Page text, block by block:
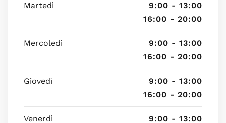
Martedì
9:00 - 13:00
16:00 - 20:00
Mercoledì
9:00 - 13:00
16:00 - 20:00
Giovedì
9:00 - 13:00
16:00 - 20:00
Venerdì
9:00 - 13:00